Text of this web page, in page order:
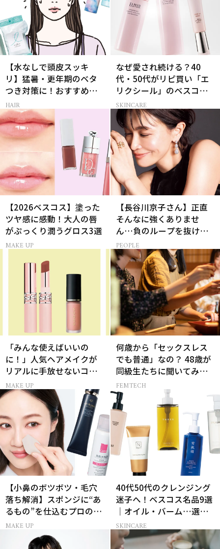
【水なしで頭皮スッキ
リ】猛暑・更年期のベタ
つき対策に！おすすめ最
新ドライシャンプー4選
HAIR
なぜ愛され続ける？40
代・50代がリピ買い「エ
リクシール」のベスコス
受賞名品3選
SKINCARE
【2026ベスコス】塗った
ツヤ感に感動！大人の唇
がぷっくり潤うグロス3選
MAKE UP
【長谷川京子さん】正直
そんなに強くありませ
ん…負のループを抜ける
15分の習慣とは?
PEOPLE
「みんな使えばいいの
に！」人気ヘアメイクが
リアルに手放せないコス
メ
MAKE UP
何歳から「セックスレス
でも普通」なの？ 48歳が
同級生たちに聞いてみた
ら…
FEMTECH
【小鼻のボツボツ・毛穴
落ち解消】スポンジに“あ
るもの”を仕込むプロの超
簡単メイクテク
MAKE UP
40代50代のクレンジング
迷子へ！ベスコス名品9選
｜オイル・バーム…選び
方の正解は？
SKINCARE